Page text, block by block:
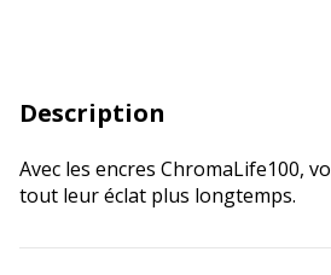
Description
Avec les encres ChromaLife100,
tout leur éclat plus longtemps.